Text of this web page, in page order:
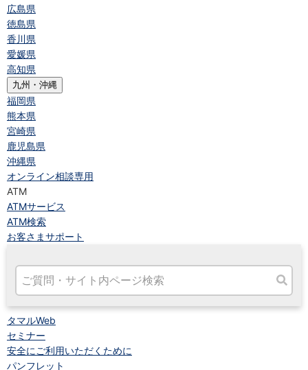
広島県
徳島県
香川県
愛媛県
高知県
九州・沖縄
福岡県
熊本県
宮崎県
鹿児島県
沖縄県
オンライン相談専用
ATM
ATMサービス
ATM検索
お客さまサポート
タマルWeb
セミナー
安全にご利用いただくために
パンフレット